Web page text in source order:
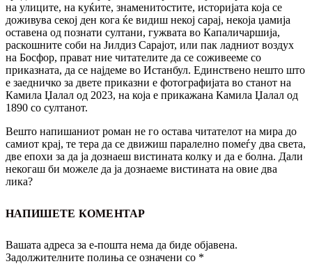
на улиците, на куќите, знаменитостите, историјата која се
доживува секој ден кога ќе видиш некој сарај, некоја џамија
оставена од познати султани, гужвата во Капаличаршија,
раскошните соби на Јилдиз Сарајот, или пак ладниот воздух
на Босфор, прават ние читателите да се соживееме со
приказната, да се најдеме во Истанбул. Единствено нешто што
е заедничко за двете приказни е фотографијата во станот на
Камила Џалал од 2023, на која е прикажана Камила Џалал од
1890 со султанот.
Вешто напишаниот роман не го остава читателот на мира до
самиот крај, те тера да се движиш паралелно помеѓу два света,
две епохи за да ја дознаеш вистината колку и да е болна. Дали
некогаш би можеле да ја дознаеме вистината на овие два
лика?
НАПИШЕТЕ КОМЕНТАР
Вашата адреса за е-пошта нема да биде објавена.
Задолжителните полиња се означени со *